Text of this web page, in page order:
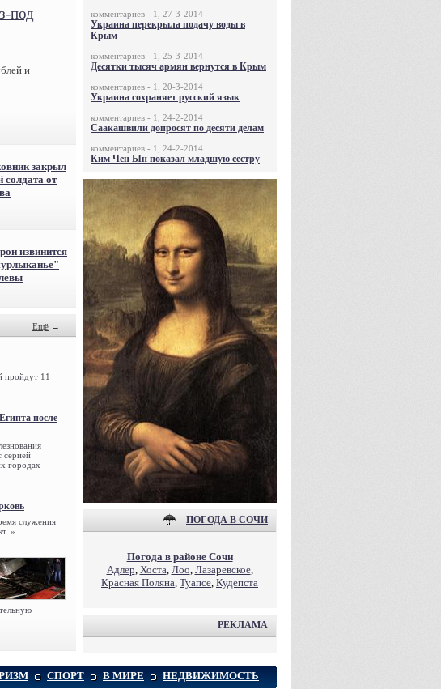
под
и
закрыл
солдата от
извинится
Ещё →
пройдут 11
после
серией
городах
служения
комментариев - 1, 27-3-2014
Украина перекрыла подачу воды в
Крым
комментариев - 1, 25-3-2014
Десятки тысяч армян вернутся в Крым
комментариев - 1, 20-3-2014
Украина сохраняет русский язык
комментариев - 1, 24-2-2014
Саакашвили допросят по десяти делам
комментариев - 1, 24-2-2014
Ким Чен Ын показал младшую сестру
ПОГОДА В СОЧИ
Погода в районе Сочи
Адлер, Хоста, Лоо, Лазаревское,
Красная Поляна, Туапсе, Кудепста
РЕКЛАМА
СПОРТ В МИРЕ НЕДВИЖИМОСТЬ